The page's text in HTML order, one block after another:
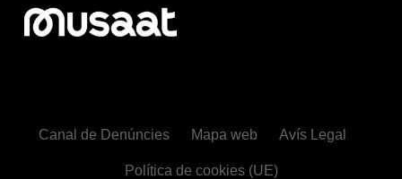
Canal de Denúncies Mapa web Avís Legal
Política de cookies (UE)